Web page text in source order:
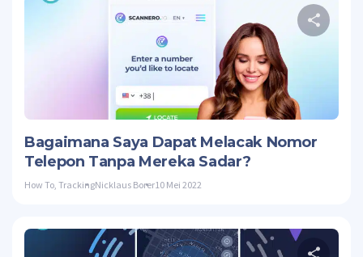
Bagaimana Saya Dapat Melacak Nomor
Telepon Tanpa Mereka Sadar?
How To TrackingNicklaus Borer10 Mei 2022